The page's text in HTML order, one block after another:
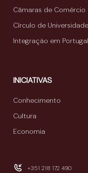
Câmaras de Comércio
Círculo de
Integração em Portugal
INICIATIVAS
Conhecimento
Cultura
Economia
+351 218 172 490